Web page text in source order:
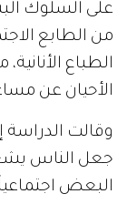
على السلوك
من الطابع
الطباع
الأحيان عن
وقالت الدراسة
جعل الناس
البعض